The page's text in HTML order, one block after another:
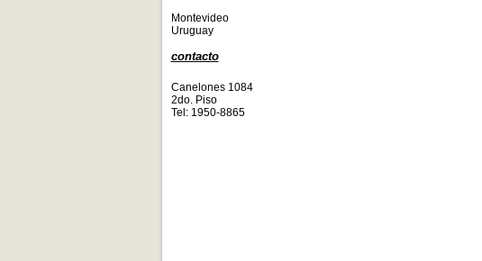
Montevideo
Uruguay
contacto
Canelones 1084
2do. Piso
Tel: 1950-8865